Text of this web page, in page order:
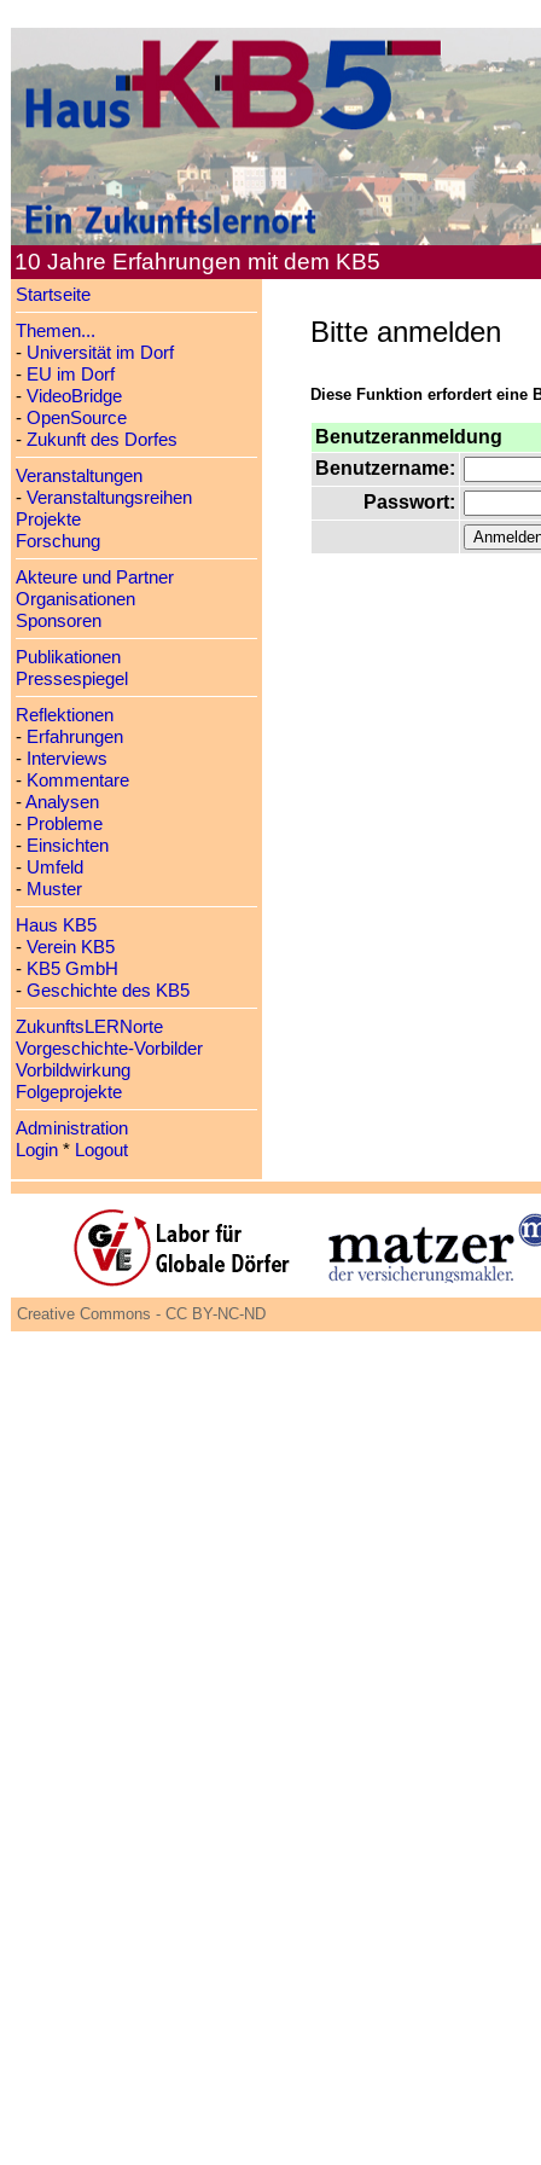
10 Jahre Erfahrungen mit dem KB5
Startseite
Themen...
- Universität im Dorf
- EU im Dorf
- VideoBridge
- OpenSource
- Zukunft des Dorfes
Veranstaltungen
- Veranstaltungsreihen
Projekte
Forschung
Akteure und Partner
Organisationen
Sponsoren
Publikationen
Pressespiegel
Reflektionen
- Erfahrungen
- Interviews
- Kommentare
-Analysen
- Probleme
- Einsichten
- Umfeld
- Muster
Haus KB5
- Verein KB5
- KB5 GmbH
- Geschichte des KB5
ZukunftsLERNorte
Vorgeschichte-Vorbilder
Vorbildwirkung
Folgeprojekte
Administration
Login* Logout
Bitte anmelden
Diese Funktion erfordert eine
Benutzeranmeldung
Benutzername:
Passwort:
Creative Commons - CC BY-NC-ND